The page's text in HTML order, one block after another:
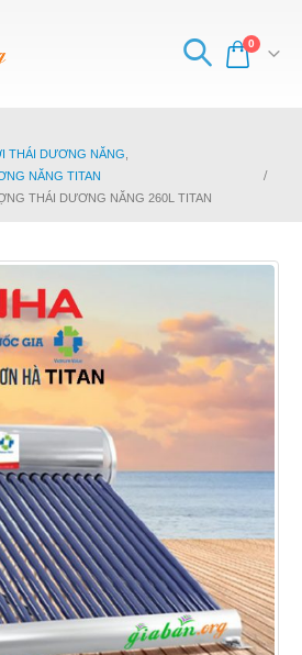
0
THÁI DƯƠNG NĂNG
NĂNG TITAN
THÁI DƯƠNG NĂNG 260L TITAN